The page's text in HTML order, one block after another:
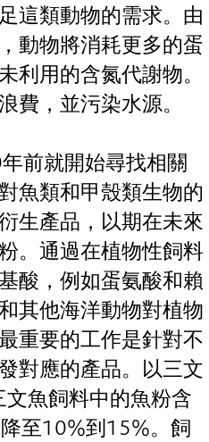
這類動物的需求。由
動物將消耗更多的蛋
利用的含氮代謝物。
費，並污染水源。
前就開始尋找相關
魚類和甲殼類生物的
生產品，以期在未來
。通過在植物性飼料
酸，例如蛋氨酸和賴
其他海洋動物對植物
重要的工作是針對不
對應的產品。以三文
魚飼料中的魚粉含
至10%到15%。飼